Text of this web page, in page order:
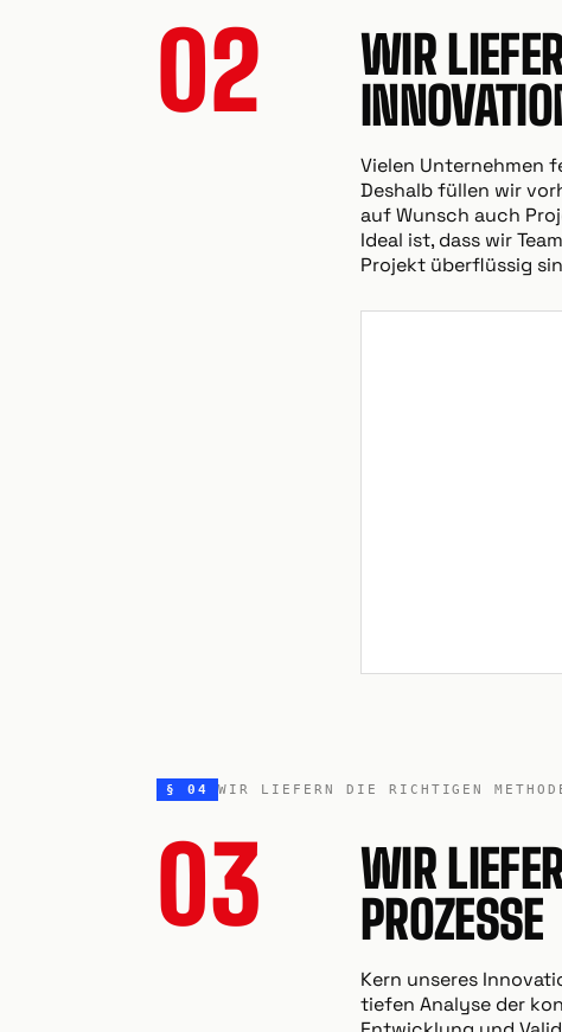
02
WIR
Vielen Unternehmen
Deshalb füllen wir
auf Wunsch auch
Ideal ist, dass wir
Projekt überflüssig
§ 04 WIR LIEFERN DIE RICHTIGEN
03
WIR
PROZESSE
Kern unseres
tiefen Analyse der